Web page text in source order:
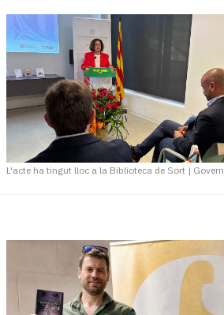
L'acte ha tingut lloc a la Biblioteca de Sort | Govern